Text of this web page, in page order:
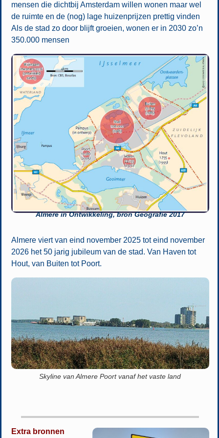
mensen die dichtbij Amsterdam willen wonen maar wel
de ruimte en de (nog) lage huizenprijzen prettig vinden
Als de stad zo door blijft groeien, wonen er in 2030 zo’n
350.000 mensen
Almere in Ontwikkeling, bron Geografie 2017
Almere viert van eind november 2025 tot eind november
2026 het 50 jarig jubileum van de stad. Van Haven tot
Hout, van Buiten tot Poort.
Skyline van Almere Poort vanaf het vaste land
Extra bronnen